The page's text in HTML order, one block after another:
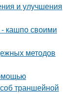
и улучшения
кашпо своими
методов
траншейной